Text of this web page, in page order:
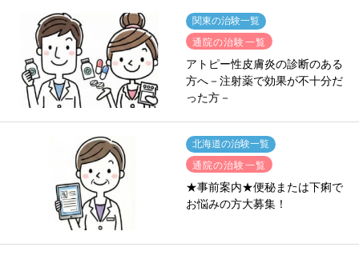
関東の治験一覧
通院の治験一覧
アトピー性皮膚炎の診断のある
方へ－注射薬で効果が不十分だ
った方－
北海道の治験一覧
通院の治験一覧
★事前案内★便秘または下痢で
お悩みの方大募集！